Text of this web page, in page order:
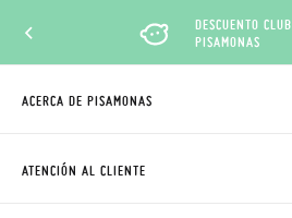
DESCUENTO CLUB
PISAMONAS
ACERCA DE PISAMONAS
CÓMO COMPRAR
ATENCIÓN AL CLIENTE